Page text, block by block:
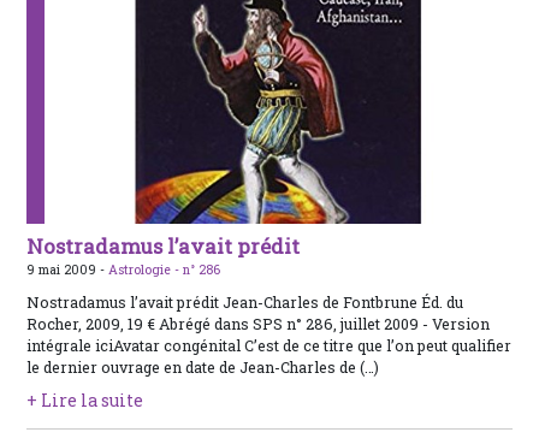
Nostradamus l’avait prédit
9 mai 2009 -Astrologie -n° 286
Nostradamus l’avait prédit Jean-Charles de Fontbrune Éd. du
Rocher, 2009, 19 € Abrégé dans SPS n° 286, juillet 2009 - Version
intégrale iciAvatar congénital C’est de ce titre que l’on peut qualifier
le dernier ouvrage en date de Jean-Charles de (…)
+ Lire la suite